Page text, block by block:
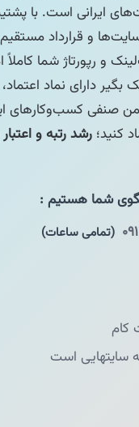
و قرارداد
و رپورتاژ شما
بگیر دارای نماد
صنفی کسب‌وکارهای
کنید؛ رشد رتبه و
(تمامی ساعات)
کام
سایتهایی است